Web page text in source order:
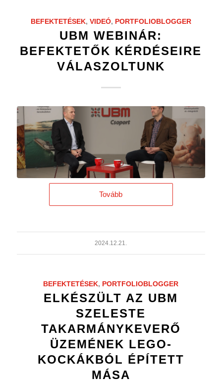
BEFEKTETÉSEK, VIDEÓ, PORTFOLIOBLOGGER
UBM WEBINÁR:
BEFEKTETŐK KÉRDÉSEIRE
VÁLASZOLTUNK
Tovább
2024.12.21.
BEFEKTETÉSEK, PORTFOLIOBLOGGER
ELKÉSZÜLT AZ UBM
SZELESTE
TAKARMÁNYKEVERŐ
ÜZEMÉNEK LEGO-
KOCKÁKBÓL ÉPÍTETT
MÁSA